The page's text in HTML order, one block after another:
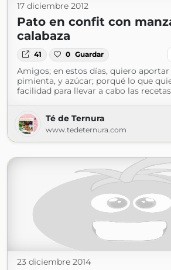
17 diciembre 2012
Pato en confit con
calabaza
41 0 Guardar
Amigos; en estos días, quiero
pimienta, y azúcar; porqué lo que
facilidad para llevar a cabo las recetas
Té de Ternura
www.tedeternura.com
23 diciembre 2014